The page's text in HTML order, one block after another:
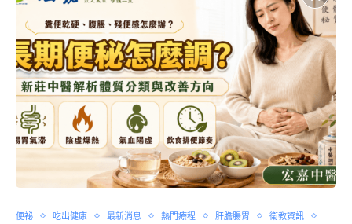
便祕 吃出健康 最新消息 熱門療程 肝膽腸胃
衛教資訊